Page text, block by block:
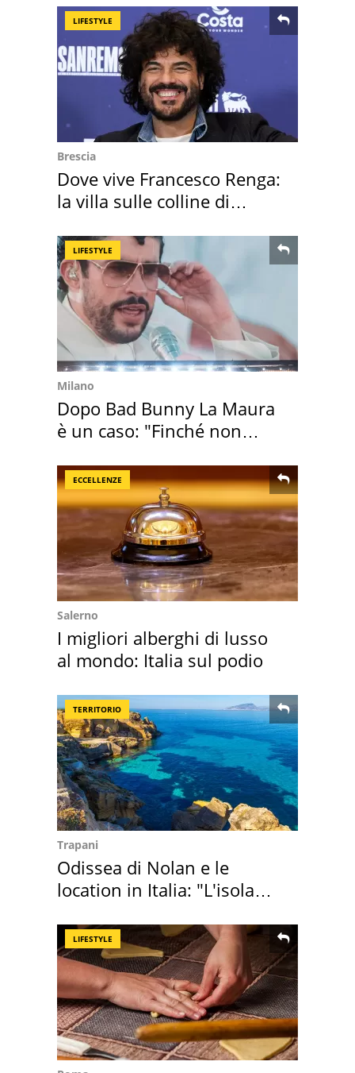
LIFESTYLE
Brescia
Dove vive Francesco Renga:
la villa sulle colline di
LIFESTYLE
Milano
Dopo Bad Bunny La Maura
è un caso: "Finché non
ECCELLENZE
Salerno
I migliori alberghi di lusso
al mondo: Italia sul podio
TERRITORIO
Trapani
Odissea di Nolan e le
location in Italia: "L'isola
LIFESTYLE